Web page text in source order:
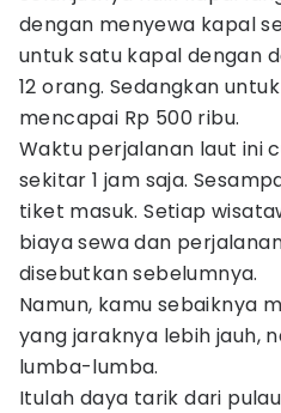
dengan menyewa kapal
untuk satu kapal dengan
12 orang. Sedangkan
mencapai Rp 500 ribu.
Waktu perjalanan laut ini
sekitar 1 jam saja.
tiket masuk. Setiap
biaya sewa dan
disebutkan sebelumnya.
Namun, kamu sebaiknya
yang jaraknya lebih jauh,
lumba-lumba.
Itulah daya tarik dari